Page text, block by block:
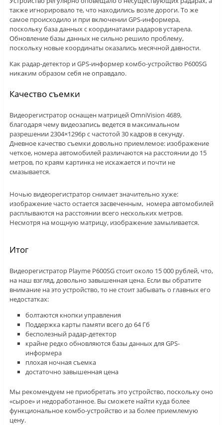
также игнорировало те, что находились возле дороги. То же
самое происходило и при включении GPS-информера,
поскольку база данных с координатами радаров устарела.
Обновление базы данных не сильно решило проблему,
поскольку новые координаты оказались месячной давности.
Как радар-детектор и GPS-информер комбо-устройство P600SG
никаким образом себя не оправдало.
Качество съемки
Видеорегистратор оснащен матрицей OmniVision 4689,
благодаря чему видеозапись ведется в максимальном
разрешении 2304×1296р с частотой 30 кадров в секунду.
Дневное качество съемки довольно приемлемое: изображение
четкое, номера автомобилей различаются на расстоянии до 15
метров, по краям картинка не искажается и почти не
смазывается.
Ночью видеорегистратор снимает значительно хуже:
изображение часто остается засвеченным, номера автомобилей
расплываются на расстоянии всего нескольких метров.
Несмотря на мощную матрицу, изображение замыливается.
Итог
Видеорегистратор Playme P600SG стоит около 15 000 рублей, что,
на наш взгляд, довольно завышенная цена. Если вы обратите
внимание на это устройство, то не стоит забывать о главных его
недостатках:
болтаются кнопки управления
Поддержка карты памяти всего до 64 Гб
бесполезный радар-детектор
крайне редко обновляются базы данных для GPS-
информера
плохая ночная съемка
достаточно завышенная цена
Мы рекомендуем не приобретать это устройство, поскольку оно
«сырое» и недоработанное. Вы сможете найти куда более
функциональное комбо-устройство и за более приемлемую
цену.